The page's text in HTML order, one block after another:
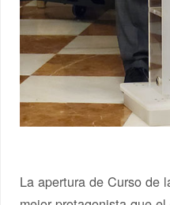
La apertura de Curso de